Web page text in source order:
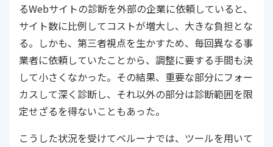
るWebサイトの診断を外部の企業に依頼していると、
サイト数に比例してコストが増大し、大きな負担とな
る。しかも、第三者視点を生かすため、毎回異なる事
業者に依頼していたことから、調整に要する手間も決
して小さくなかった。その結果、重要な部分にフォー
カスして深く診断し、それ以外の部分は診断範囲を限
定せざるを得ないこともあった。
こうした状況を受けてベルーナでは、ツールを用いて